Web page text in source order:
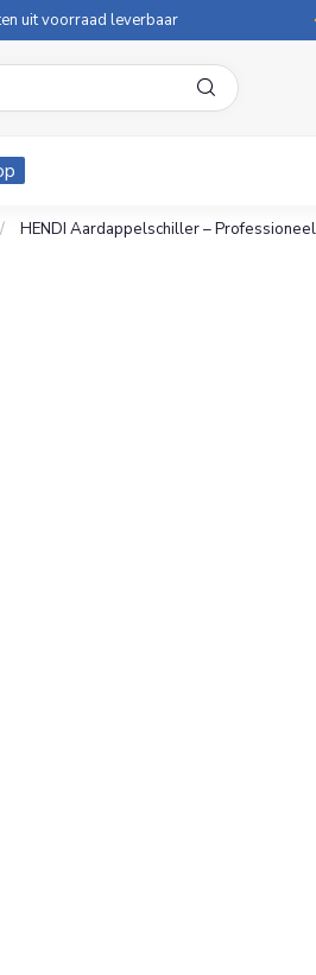
uit voorraad leverbaar
/ HENDI Aardappelschiller –